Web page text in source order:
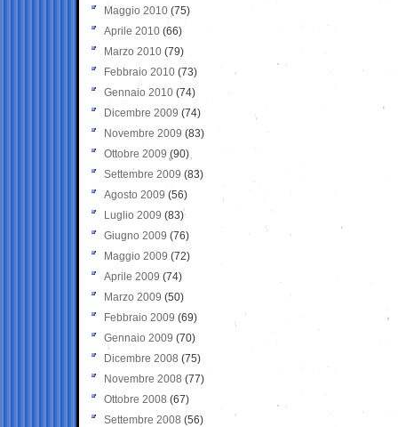
Maggio 2010 (75)
Aprile 2010 (66)
Marzo 2010 (79)
Febbraio 2010 (73)
Gennaio 2010 (74)
Dicembre 2009 (74)
Novembre 2009 (83)
Ottobre 2009 (90)
Settembre 2009 (83)
Agosto 2009 (56)
Luglio 2009 (83)
Giugno 2009 (76)
Maggio 2009 (72)
Aprile 2009 (74)
Marzo 2009 (50)
Febbraio 2009 (69)
Gennaio 2009 (70)
Dicembre 2008 (75)
Novembre 2008 (77)
Ottobre 2008 (67)
Settembre 2008 (56)